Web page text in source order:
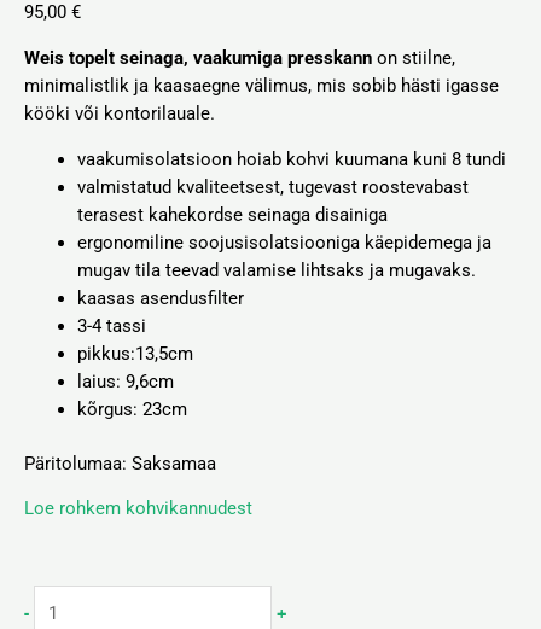
95,00 €
Weis topelt seinaga, vaakumiga presskann on stiilne,
minimalistlik ja kaasaegne välimus, mis sobib hästi igasse
kööki või kontorilauale.
vaakumisolatsioon hoiab kohvi kuumana kuni 8 tundi
valmistatud kvaliteetsest, tugevast roostevabast
terasest kahekordse seinaga disainiga
ergonomiline soojusisolatsiooniga käepidemega ja
mugav tila teevad valamise lihtsaks ja mugavaks.
kaasas asendusfilter
3-4 tassi
pikkus:13,5cm
laius: 9,6cm
kõrgus: 23cm
Päritolumaa: Saksamaa
Loe rohkem kohvikannudest
- +